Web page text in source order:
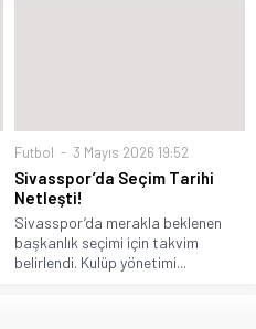
Futbol 3 Mayıs 2026 19:52
Sivasspor’da Seçim Tarihi
Netleşti!
Sivasspor’da merakla beklenen
başkanlık seçimi için takvim
belirlendi. Kulüp yönetimi...